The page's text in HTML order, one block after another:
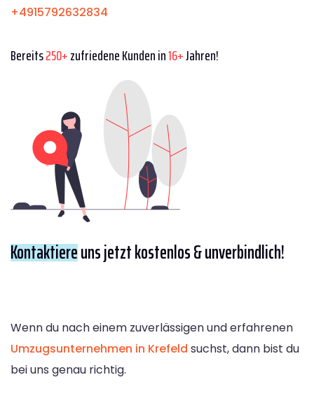
+4915792632834
Bereits250+zufriedene Kunden in16+Jahren!
Kontaktiereuns jetzt kostenlos & unverbindlich!
Wenn du nach einem zuverlässigen und erfahrenen
Umzugsunternehmen in Krefeld suchst, dann bist du
bei uns genau richtig.